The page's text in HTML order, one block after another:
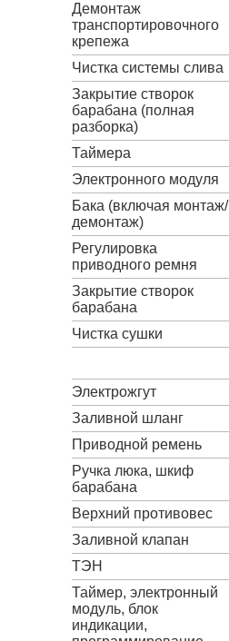
Демонтаж
транспортировочного
крепежа
Чистка системы слива
Закрытие створок
барабана (полная
разборка)
Таймера
Электронного модуля
Бака (включая монтаж/
демонтаж)
Регулировка
приводного ремня
Закрытие створок
барабана
Чистка сушки
Электрожгут
Заливной шланг
Приводной ремень
Ручка люка, шкиф
барабана
Верхний противовес
Заливной клапан
ТЭН
Таймер, электронный
модуль, блок
индикации,